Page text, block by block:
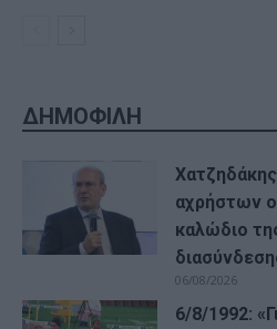
ΔΗΜΟΦΙΛΗ
αχρήστων
καλώδιο
06/08/2026
6/8/1992: